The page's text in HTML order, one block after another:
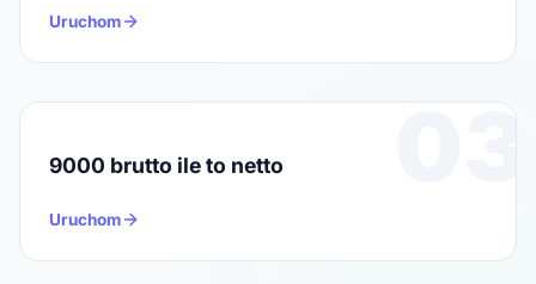
Uruchom
03
9000 brutto ile to netto
Uruchom